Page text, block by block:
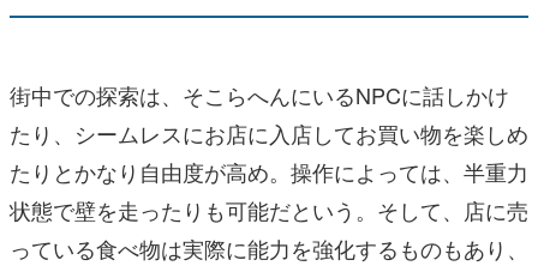
街中での探索は、そこらへんにいるNPCに話しかけ
たり、シームレスにお店に入店してお買い物を楽しめ
たりとかなり自由度が高め。操作によっては、半重力
状態で壁を走ったりも可能だという。そして、店に売
っている食べ物は実際に能力を強化するものもあり、